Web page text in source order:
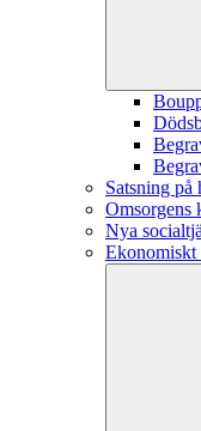
Satsning på
Omsorgens
Nya
Ekonomiskt